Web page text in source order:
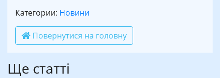
Категории: Новини
Повернутися на головну
Ще статті